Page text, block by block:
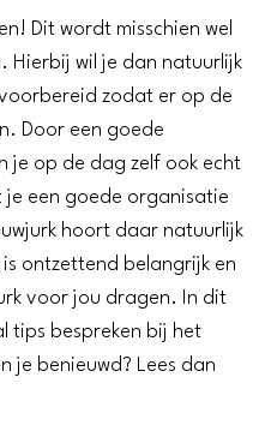
Dit wordt misschien wel
Hierbij wil je dan natuurlijk
zodat er op de
Door een goede
je op de dag zelf ook echt
een goede organisatie
hoort daar natuurlijk
ontzettend belangrijk en
voor jou dragen. In dit
tips bespreken bij het
je benieuwd? Lees dan